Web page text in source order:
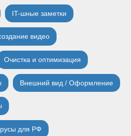
IT-шные заметки
видео
Очистка и оптимизация
Внешний вид / Оформление
для РФ